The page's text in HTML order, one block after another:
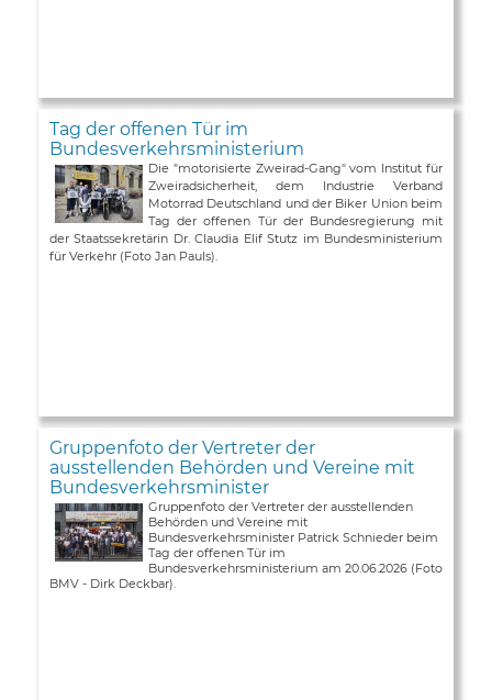
Tag der offenen Tür im
Bundesverkehrsministerium
Die "motorisierte Zweirad-Gang" vom Institut für
Zweiradsicherheit, dem Industrie Verband
Motorrad Deutschland und der Biker Union beim
Tag der offenen Tür der Bundesregierung mit
der Staatssekretärin Dr. Claudia Elif Stutz im Bundesministerium
für Verkehr (Foto Jan Pauls).
Gruppenfoto der Vertreter der
ausstellenden Behörden und Vereine mit
Bundesverkehrsminister
Gruppenfoto der Vertreter der ausstellenden
Behörden und Vereine mit
Bundesverkehrsminister Patrick Schnieder beim
Tag der offenen Tür im
Bundesverkehrsministerium am 20.06.2026 (Foto
BMV - Dirk Deckbar).